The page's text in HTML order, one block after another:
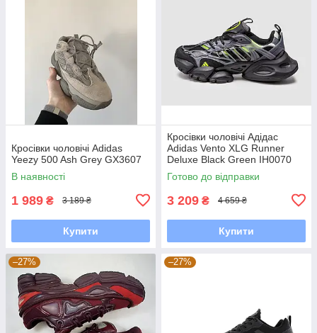
Кросівки чоловічі Adidas
Yeezy 500 Ash Grey GX3607
В наявності
1 989 ₴ 3 189 ₴
Купити
Кросівки чоловічі Адідас
Adidas Vento XLG Runner
Deluxe Black Green IH0070
Готово до відправки
3 209 ₴ 4 659 ₴
Купити
–27% –27%